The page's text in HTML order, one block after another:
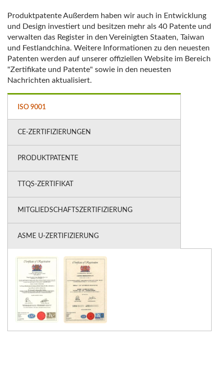
Produktpatente Außerdem haben wir auch in Entwicklung
und Design investiert und besitzen mehr als 40 Patente und
verwalten das Register in den Vereinigten Staaten, Taiwan
und Festlandchina. Weitere Informationen zu den neuesten
Patenten werden auf unserer offiziellen Website im Bereich
"Zertifikate und Patente" sowie in den neuesten
Nachrichten aktualisiert.
ISO 9001
CE-ZERTIFIZIERUNGEN
PRODUKTPATENTE
TTQS-ZERTIFIKAT
MITGLIEDSCHAFTSZERTIFIZIERUNG
ASME U-ZERTIFIZIERUNG